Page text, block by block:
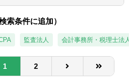
ータ本体、およびグループ会社の業
CAATを活用した監査を含む）にま
り組んでいただくことを想定ですが、
査、情報セキュリティ管理やシステ
経験することが可能。
を担当することになります。その
のローテーションなどを通じて、経
分野に関わる様々な業務経験を積む
なります。将来的には、本人の希望や
会社の経理・税務業務に就きます。
税務担当として、複数回の海外駐在・
能性があります。
索条件に追加）
監査法人 会計事務所・税理士法
1 2